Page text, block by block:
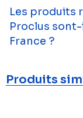
Les produits
Proclus
France ?
Produits